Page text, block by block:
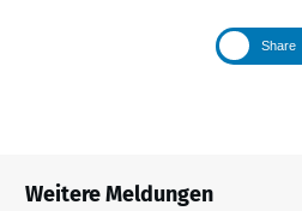
Share
Weitere Meldungen